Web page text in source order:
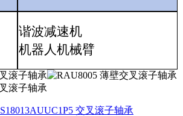
谐波减速机
机器人机械臂
交叉滚子轴承